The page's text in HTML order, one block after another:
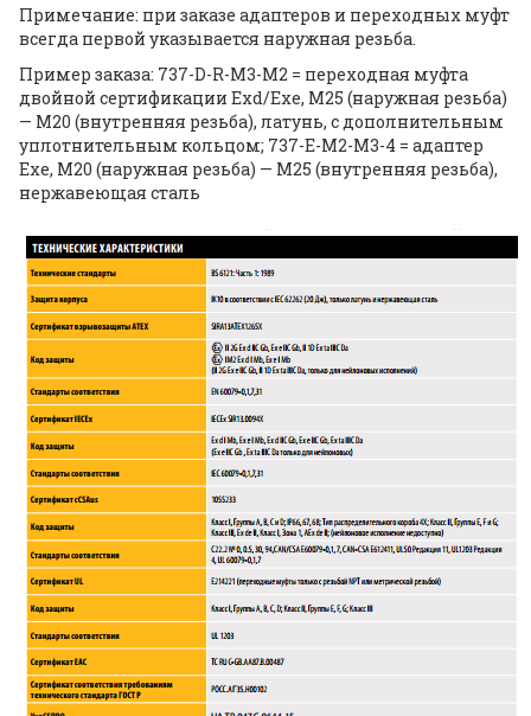
Примечание: при заказе адаптеров и переходных муфт
всегда первой указывается наружная резьба.
Пример заказа: 737-D-R-M3-M2 = переходная муфта
двойной сертификации Exd/Exe, М25 (наружная резьба)
— М20 (внутренняя резьба), латунь, с дополнительным
уплотнительным кольцом; 737-E-M2-M3-4 = адаптер
Exe, М20 (наружная резьба) — М25 (внутренняя резьба),
нержавеющая сталь